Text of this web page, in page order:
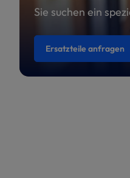
Sie suchen ein
Ersatzteile anfragen